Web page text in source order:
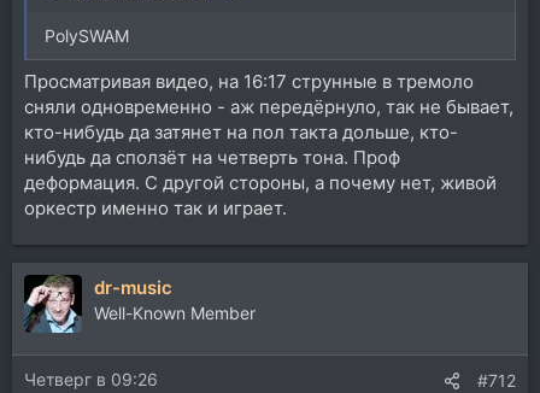
PolySWAM
Просматривая видео, на 16:17 струнные в тремоло
сняли одновременно - аж передёрнуло, так не бывает,
кто-нибудь да затянет на пол такта дольше, кто-
нибудь да сползёт на четверть тона. Проф
деформация. С другой стороны, а почему нет, живой
оркестр именно так и играет.
dr-music
Well-Known Member
Четверг в 09:26 #712